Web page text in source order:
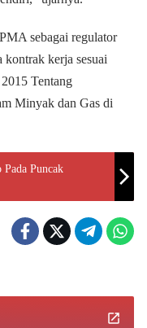
sebagai regulator
kontrak kerja sesuai
Tentang
Minyak dan Gas di
Puncak